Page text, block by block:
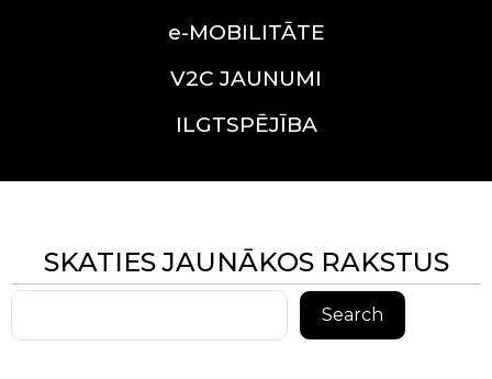
e-MOBILITĀTE
V2C JAUNUMI
ILGTSPĒJĪBA
SKATIES JAUNĀKOS RAKSTUS
Search
Search